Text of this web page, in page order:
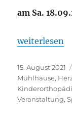
am Sa.
„Online –
weiterlesen
Veröffentlicht
am
15. August 2021
Mühlhause,
Veranstaltung,